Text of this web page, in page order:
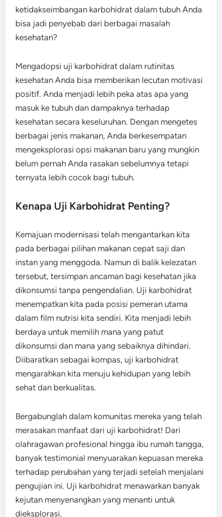
ketidakseimbangan karbohidrat dalam tubuh Anda
bisa jadi penyebab dari berbagai masalah
kesehatan?
Mengadopsi uji karbohidrat dalam rutinitas
kesehatan Anda bisa memberikan lecutan motivasi
positif. Anda menjadi lebih peka atas apa yang
masuk ke tubuh dan dampaknya terhadap
kesehatan secara keseluruhan. Dengan mengetes
berbagai jenis makanan, Anda berkesempatan
mengeksplorasi opsi makanan baru yang mungkin
belum pernah Anda rasakan sebelumnya tetapi
ternyata lebih cocok bagi tubuh.
Kenapa Uji Karbohidrat Penting?
Kemajuan modernisasi telah mengantarkan kita
pada berbagai pilihan makanan cepat saji dan
instan yang menggoda. Namun di balik kelezatan
tersebut, tersimpan ancaman bagi kesehatan jika
dikonsumsi tanpa pengendalian. Uji karbohidrat
menempatkan kita pada posisi pemeran utama
dalam film nutrisi kita sendiri. Kita menjadi lebih
berdaya untuk memilih mana yang patut
dikonsumsi dan mana yang sebaiknya dihindari.
Diibaratkan sebagai kompas, uji karbohidrat
mengarahkan kita menuju kehidupan yang lebih
sehat dan berkualitas.
Bergabunglah dalam komunitas mereka yang telah
merasakan manfaat dari uji karbohidrat! Dari
olahragawan profesional hingga ibu rumah tangga,
banyak testimonial menyuarakan kepuasan mereka
terhadap perubahan yang terjadi setelah menjalani
pengujian ini. Uji karbohidrat menawarkan banyak
kejutan menyenangkan yang menanti untuk
dieksplorasi.